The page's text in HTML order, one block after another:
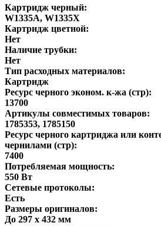
Картридж черный:
W1335A, W1335X
Картридж цветной:
Нет
Наличие трубки:
Нет
Тип расходных материалов:
Картридж
Ресурс черного эконом. к-жа (стр):
13700
Артикулы совместимых товаров:
1785353, 1785150
Ресурс черного картриджа или
чернилами (стр):
7400
Потребляемая мощность:
550 Вт
Сетевые протоколы:
Есть
Размеры оригиналов:
До 297 x 432 мм